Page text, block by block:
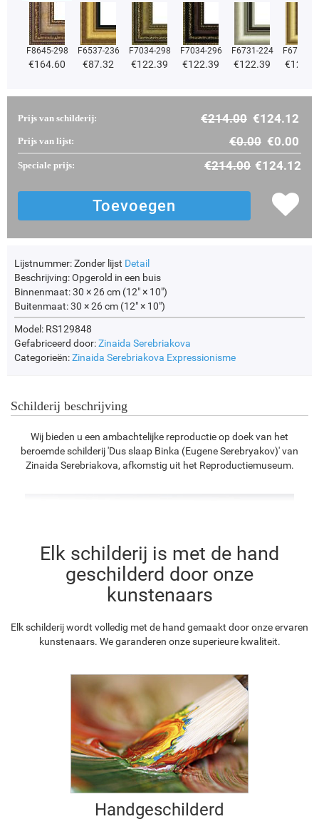
F8645-298
€164.60
F6537-236
€87.32
F7034-298
€122.39
F7034-296
€122.39
F6731-224
€122.39
F6731-
€
Prijs van schilderij: €214.00 €124.12
Prijs van lijst: €0.00 €0.00
Speciale prijs: €214.00 €124.12
Lijstnummer:Zonder lijst Detail
Beschrijving:Opgerold in een buis
Binnenmaat:30 × 26 cm (12" × 10")
Buitenmaat:30 × 26 cm (12" × 10")
Model: RS129848
Gefabriceerd door:Zinaida Serebriakova
Categorieën:Zinaida Serebriakova Expressionisme
Schilderij beschrijving
Wij bieden u een ambachtelijke reproductie op doek van het
beroemde schilderij 'Dus slaap Binka (Eugene Serebryakov)' van
Zinaida Serebriakova, afkomstig uit het Reproductiemuseum.
Elk schilderij is met de hand
geschilderd door onze
kunstenaars
Elk schilderij wordt volledig met de hand gemaakt door onze ervaren
kunstenaars. We garanderen onze superieure kwaliteit.
Handgeschilderd